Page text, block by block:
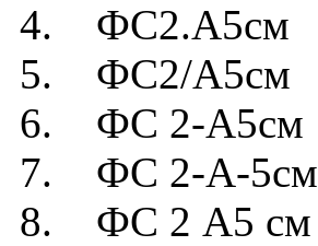
4. ФС2.А5см
5. ФС2/А5см
6. ФС 2-А5см
7. ФС 2-А-5см
8. ФС 2 А5 см